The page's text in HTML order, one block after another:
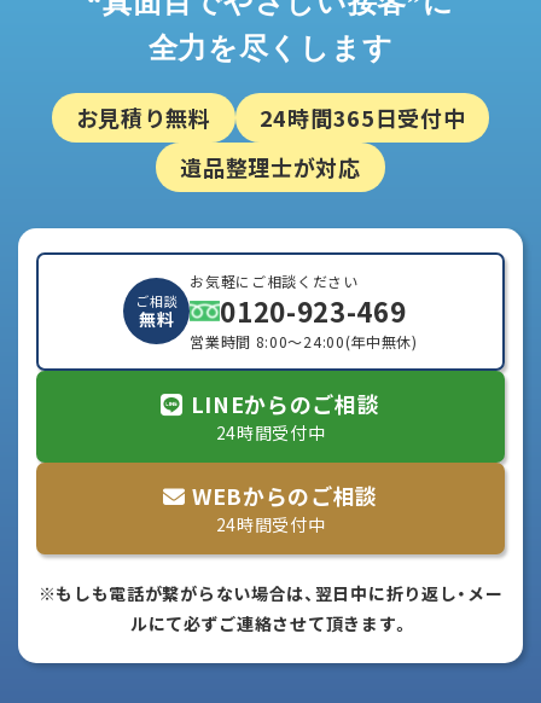
全力を尽くします
お見積り無料
24時間365日受付中
遺品整理士が対応
ご相談
無料
お気軽にご相談ください
0120-923-469
営業時間 8:00～24:00(年中無休)
LINEからのご相談
24時間受付中
WEBからのご相談
24時間受付中
※もしも電話が繋がらない場合は、翌日中に折り返し・メー
ルにて必ずご連絡させて頂きます。